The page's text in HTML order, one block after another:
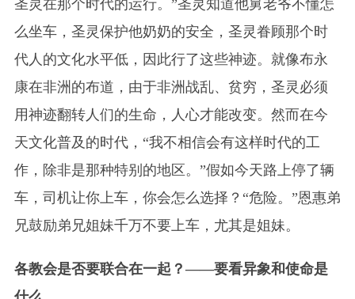
圣灵在那个时代的运行。”圣灵知道他舅老爷不懂怎
么坐车，圣灵保护他奶奶的安全，圣灵眷顾那个时
代人的文化水平低，因此行了这些神迹。就像布永
康在非洲的布道，由于非洲战乱、贫穷，圣灵必须
用神迹翻转人们的生命，人心才能改变。然而在今
天文化普及的时代，“我不相信会有这样时代的工
作，除非是那种特别的地区。”假如今天路上停了辆
车，司机让你上车，你会怎么选择？“危险。”恩惠弟
兄鼓励弟兄姐妹千万不要上车，尤其是姐妹。
各教会是否要联合在一起？——要看异象和使命是